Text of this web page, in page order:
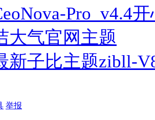
Pro_v4.4
大气官网主题
新子比主题zibll-
举报